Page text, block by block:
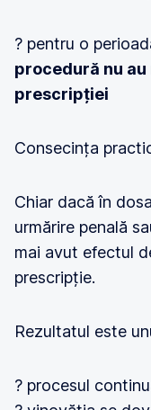
? pentru o
procedură nu
prescripției
Consecința
Chiar dacă în
urmărire penală
mai avut efectul
prescripție.
Rezultatul este
? procesul